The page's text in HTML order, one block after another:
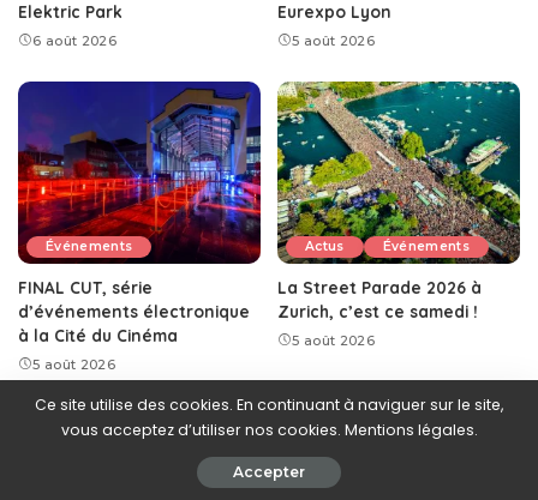
Elektric Park
6 août 2026
Eurexpo Lyon
5 août 2026
Événements
FINAL CUT, série
d’événements électronique
à la Cité du Cinéma
5 août 2026
Actus Événements
La Street Parade 2026 à
Zurich, c’est ce samedi !
5 août 2026
Afficher d'avantage
Ce site utilise des cookies. En continuant à naviguer sur le site,
vous acceptez d’utiliser nos cookies. Mentions légales.
Accepter